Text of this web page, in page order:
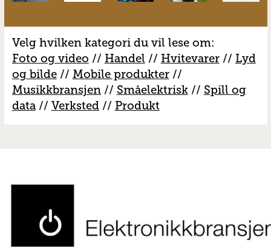
Velg hvilken kategori du vil lese om:
Foto og video // Handel // Hvitevarer// Lyd
og bilde// Mobile produkter//
Musikkbransjen// Småelektrisk// Spill og
data// Verksted// Produkt